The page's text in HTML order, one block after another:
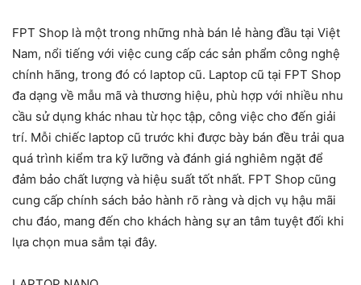
FPT Shop là một trong những nhà bán lẻ hàng đầu tại Việt
Nam, nổi tiếng với việc cung cấp các sản phẩm công nghệ
chính hãng, trong đó có laptop cũ. Laptop cũ tại FPT Shop
đa dạng về mẫu mã và thương hiệu, phù hợp với nhiều nhu
cầu sử dụng khác nhau từ học tập, công việc cho đến giải
trí. Mỗi chiếc laptop cũ trước khi được bày bán đều trải qua
quá trình kiểm tra kỹ lưỡng và đánh giá nghiêm ngặt để
đảm bảo chất lượng và hiệu suất tốt nhất. FPT Shop cũng
cung cấp chính sách bảo hành rõ ràng và dịch vụ hậu mãi
chu đáo, mang đến cho khách hàng sự an tâm tuyệt đối khi
lựa chọn mua sắm tại đây.